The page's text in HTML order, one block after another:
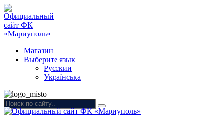
Магазин
Выберите язык
Русский
Українська